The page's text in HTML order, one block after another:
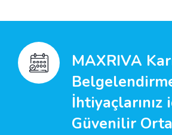
MAXRIVA
İhtiyaçlarınız
Güvenilir